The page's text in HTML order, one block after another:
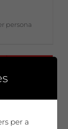
persona
per a